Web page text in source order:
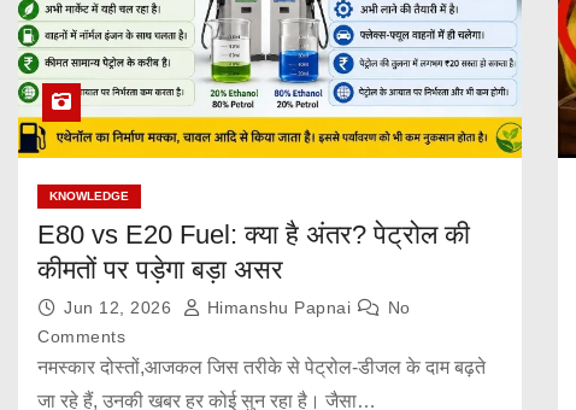
KNOWLEDGE
E80 vs E20 Fuel: क्या है अंतर? पेट्रोल की
कीमतों पर पड़ेगा बड़ा असर
Jun 12, 2026 Himanshu Papnai
No
Comments
नमस्कार दोस्तों,आजकल जिस तरीके से पेट्रोल-डीजल के दाम बढ़ते
जा रहे हैं, उनकी खबर हर कोई सुन रहा है। जैसा…